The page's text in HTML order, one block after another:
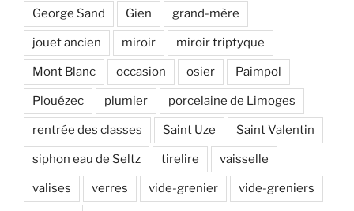
George Sand Gien grand-mère
jouet ancien miroir miroir triptyque
Mont Blanc occasion osier Paimpol
Plouézec plumier porcelaine de Limoges
rentrée des classes Saint Uze Saint Valentin
siphon eau de Seltz tirelire vaisselle
valises verres vide-grenier vide-greniers